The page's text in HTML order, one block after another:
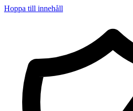
Hoppa till innehåll